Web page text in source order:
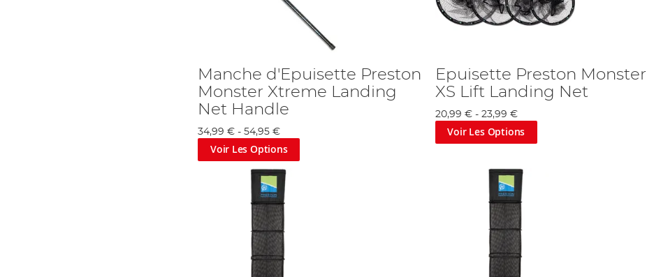
Manche d'Epuisette Preston
Monster Xtreme Landing
Net Handle
34,99 € -54,95 €
Voir Les Options
Epuisette Preston Monster
XS Lift Landing Net
20,99 €- 23,99 €
Voir Les Options